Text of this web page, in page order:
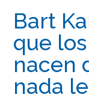
Bart
que
nacen
nada